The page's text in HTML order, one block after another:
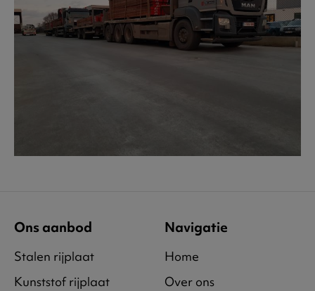
Ons aanbod
Stalen rijplaat
Kunststof rijplaat
Navigatie
Home
Over ons